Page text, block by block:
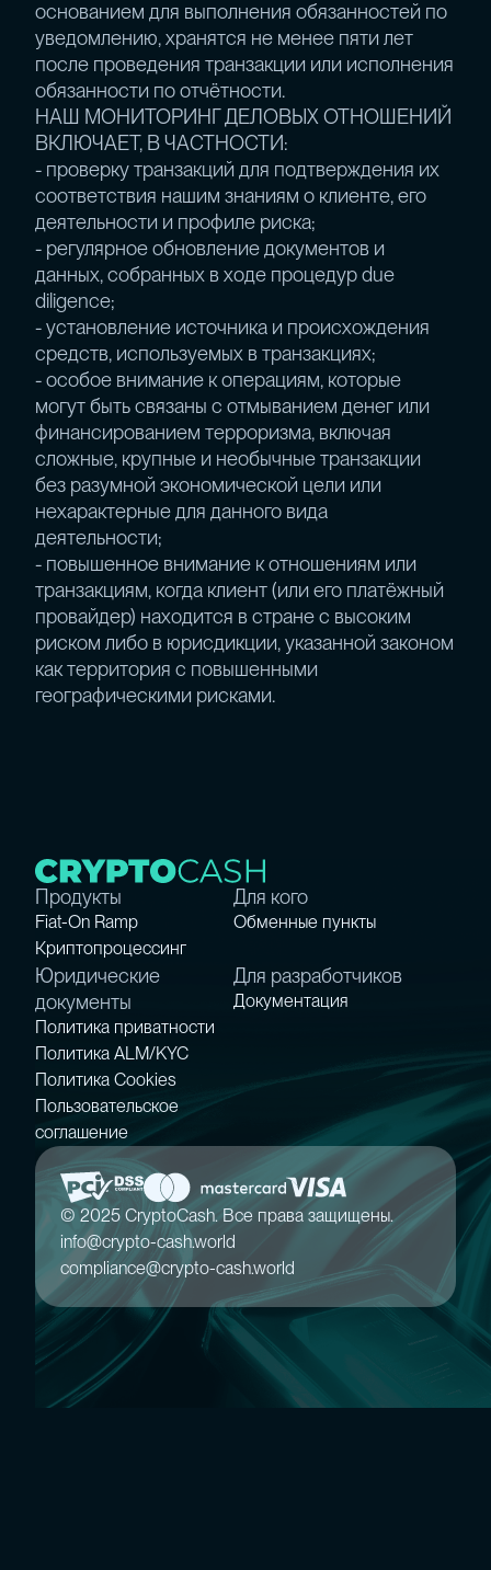
основанием для выполнения обязанностей по
уведомлению, хранятся не менее пяти лет
после проведения транзакции или исполнения
обязанности по отчётности.
НАШ МОНИТОРИНГ ДЕЛОВЫХ ОТНОШЕНИЙ
ВКЛЮЧАЕТ, В ЧАСТНОСТИ:
- проверку транзакций для подтверждения их
соответствия нашим знаниям о клиенте, его
деятельности и профиле риска;
- регулярное обновление документов и
данных, собранных в ходе процедур due
diligence;
- установление источника и происхождения
средств, используемых в транзакциях;
- особое внимание к операциям, которые
могут быть связаны с отмыванием денег или
финансированием терроризма, включая
сложные, крупные и необычные транзакции
без разумной экономической цели или
нехарактерные для данного вида
деятельности;
- повышенное внимание к отношениям или
транзакциям, когда клиент (или его платёжный
провайдер) находится в стране с высоким
риском либо в юрисдикции, указанной законом
как территория с повышенными
географическими рисками.
Продукты
Fiat-On Ramp
Криптопроцессинг
Для кого
Обменные пункты
Юридические
документы
Политика приватности
Политика ALM/KYC
Политика Cookies
Пользовательское
соглашение
Для разработчиков
Документация
© 2025 CryptoCash. Все права защищены.
info@crypto-cash.world
compliance@crypto-cash.world